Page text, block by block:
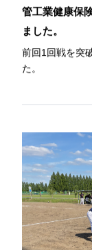
管工業健康保
ました。
前回1回戦を突
た。